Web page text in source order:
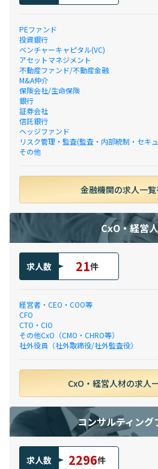
PEファンド
投資銀行
ベンチャーキャピタル(VC)
アセットマネジメント
不動産ファンド/不動産金融
M&A仲介
保険会社/生命保険
銀行
証券会社
信託銀行
ヘッジファンド
リスク管理・監査(監査・内部統制・セキ
その他
金融機関の求人一覧
CxO・経営
求人数 21件
経営者・CEO・COO等
CFO
CTO・CIO
その他CxO（CMO・CHRO等）
社外役員（社外取締役/社外監査役）
CxO・経営人材の求人
コンサルティング
求人数 2296件